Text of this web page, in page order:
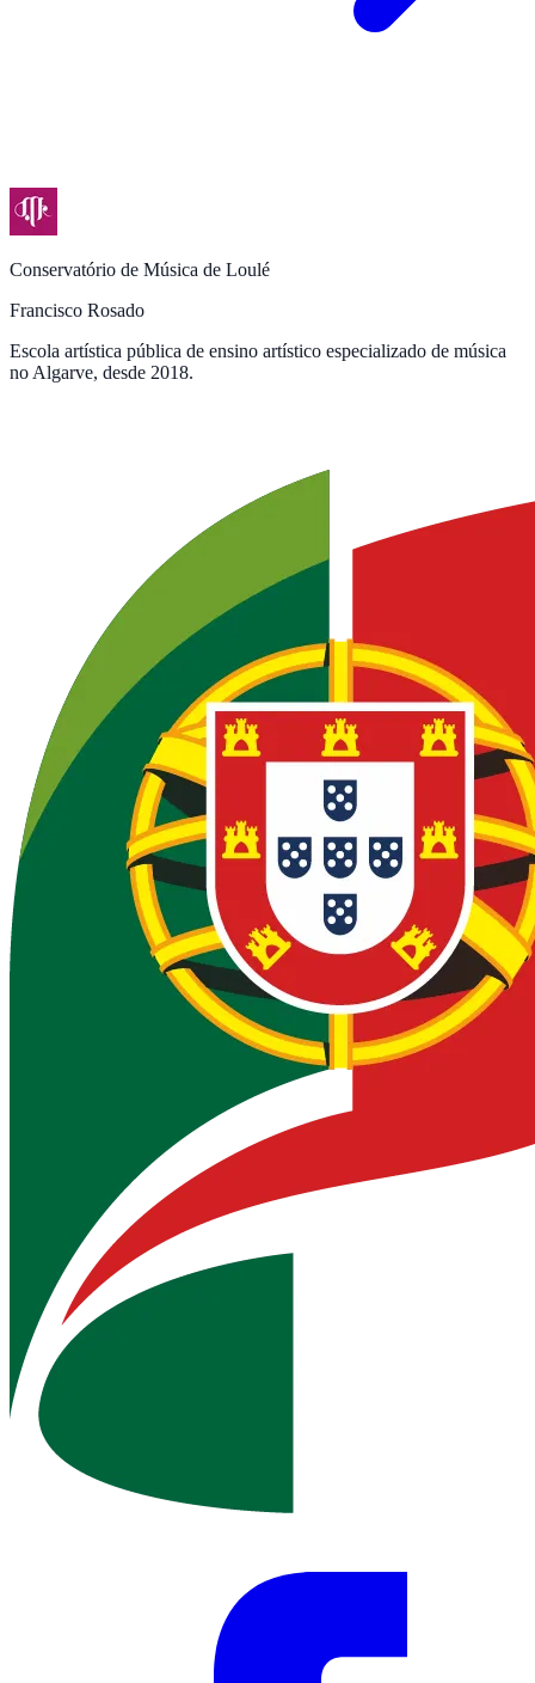
Conservatório de Música de Loulé
Francisco Rosado
Escola artística pública de ensino artístico especializado de música
no Algarve, desde 2018.